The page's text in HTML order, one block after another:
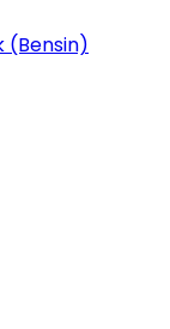
(Bensin)